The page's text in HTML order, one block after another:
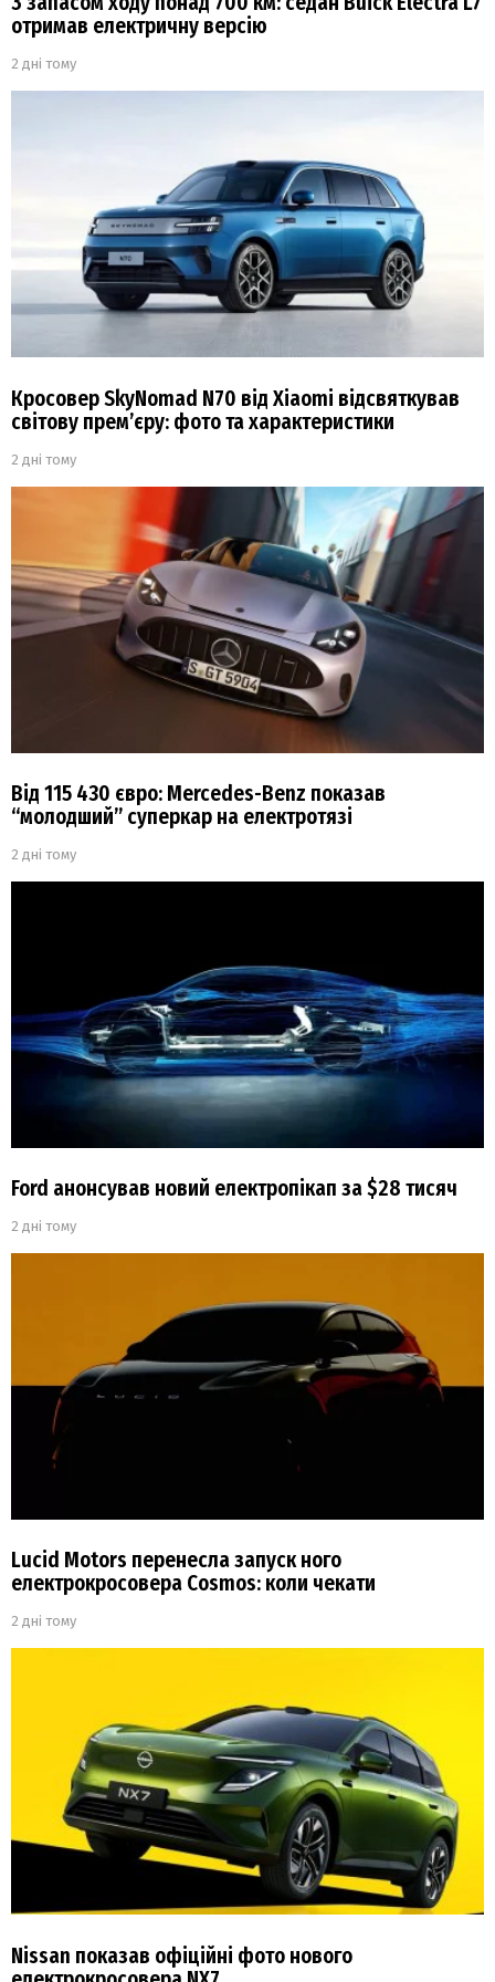
отримав електричну версію
2 дні тому
Кросовер SkyNomad N70 від Xiaomi відсвяткував
світову прем’єру: фото та характеристики
2 дні тому
Від 115 430 євро: Mercedes-Benz показав
“молодший” суперкар на електротязі
2 дні тому
Ford анонсував новий електропікап за $28 тисяч
2 дні тому
Lucid Motors перенесла запуск ного
електрокросовера Cosmos: коли чекати
2 дні тому
Nissan показав офіційні фото нового